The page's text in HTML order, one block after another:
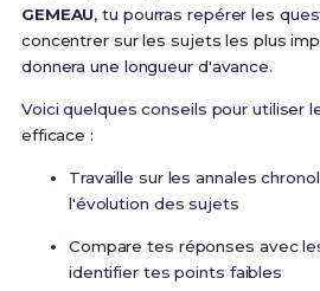
GEMEAU, tu pourras repérer les
concentrer sur les sujets les plus
donnera une longueur d'avance.
Voici quelques conseils pour utiliser
efficace :
Travaille sur les annales
l'évolution des sujets
Compare tes réponses avec
identifier tes points faibles